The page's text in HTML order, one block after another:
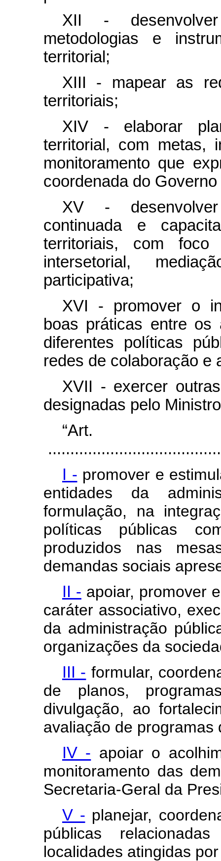
XII -
metodologias e
territorial;
XIII - mapear as
territoriais;
XIV - elaborar
territorial, com metas,
monitoramento que
coordenada do
XV -
continuada e
territoriais, com
intersetorial,
participativa;
XVI - promover o
boas práticas entre
diferentes políticas
redes de colaboração e
XVII - exercer
designadas pelo
I - promover e
entidades da
formulação, na
políticas públicas
produzidos nas
demandas sociais
II - apoiar, promover
caráter associativo,
da administração
organizações da
III - formular,
de planos,
divulgação, ao
avaliação de programas
IV - apoiar o
monitoramento das
Secretaria-Geral da
V - planejar,
públicas
localidades atingidas